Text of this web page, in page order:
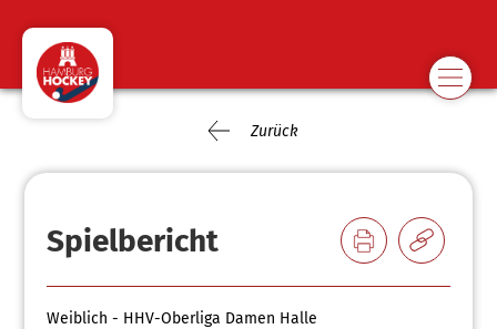
Zurück
Spielbericht
Weiblich - HHV-Oberliga Damen Halle